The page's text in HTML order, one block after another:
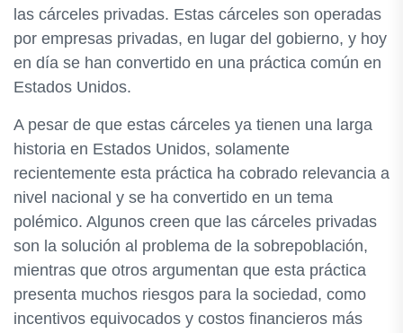
las cárceles privadas. Estas cárceles son operadas
por empresas privadas, en lugar del gobierno, y hoy
en día se han convertido en una práctica común en
Estados Unidos.
A pesar de que estas cárceles ya tienen una larga
historia en Estados Unidos, solamente
recientemente esta práctica ha cobrado relevancia a
nivel nacional y se ha convertido en un tema
polémico. Algunos creen que las cárceles privadas
son la solución al problema de la sobrepoblación,
mientras que otros argumentan que esta práctica
presenta muchos riesgos para la sociedad, como
incentivos equivocados y costos financieros más